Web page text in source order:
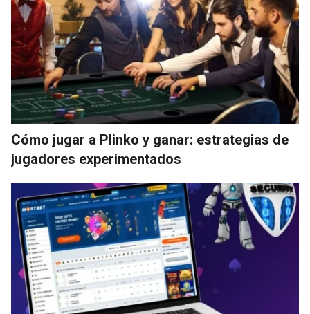
Cómo jugar a Plinko y ganar: estrategias de
jugadores experimentados